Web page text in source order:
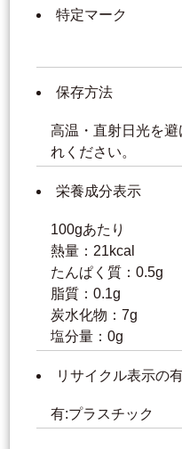
特定マーク
保存方法
高温・直射日光を
れください。
栄養成分表示
100gあたり
熱量：21kcal
たんぱく質：0.5g
脂質：0.1g
炭水化物：7g
塩分量：0g
リサイクル表示の
有:プラスチック